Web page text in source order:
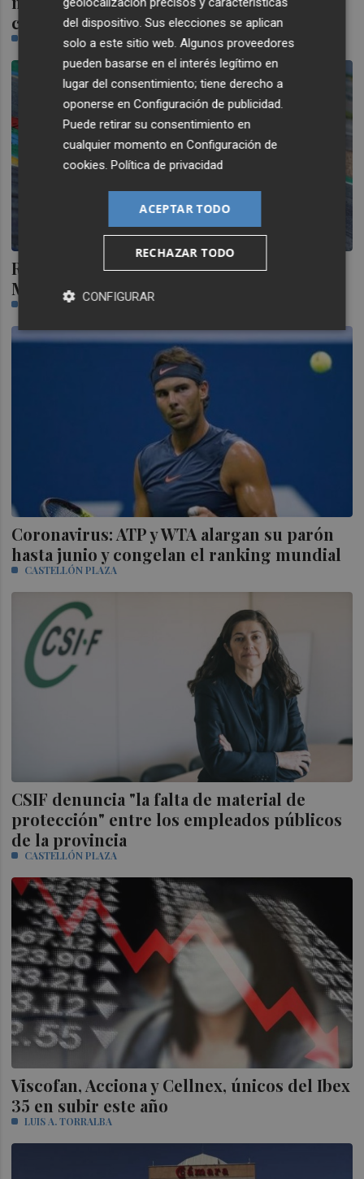
calendario
CASTELLÓN PLAZA
Retrasan a septiembre las 24 horas de Le
Mans por el Covid-19
CASTELLÓN PLAZA
Coronavirus: ATP y WTA alargan su parón
hasta junio y congelan el ranking mundial
CASTELLÓN PLAZA
CSIF denuncia "la falta de material de
protección" entre los empleados públicos
de la provincia
CASTELLÓN PLAZA
Viscofan, Acciona y Cellnex, únicos del Ibex
35 en subir este año
LUIS A. TORRALBA
del dispositivo. Sus elecciones se aplican
solo a este sitio web. Algunos proveedores
pueden basarse en el interés legítimo en
lugar del consentimiento; tiene derecho a
oponerse enConfiguración de publicidad.
Puede retirar su consentimiento en
cualquier momento enConfiguración de
cookies.Política de privacidad
ACEPTAR TODO
RECHAZAR TODO
CONFIGURAR